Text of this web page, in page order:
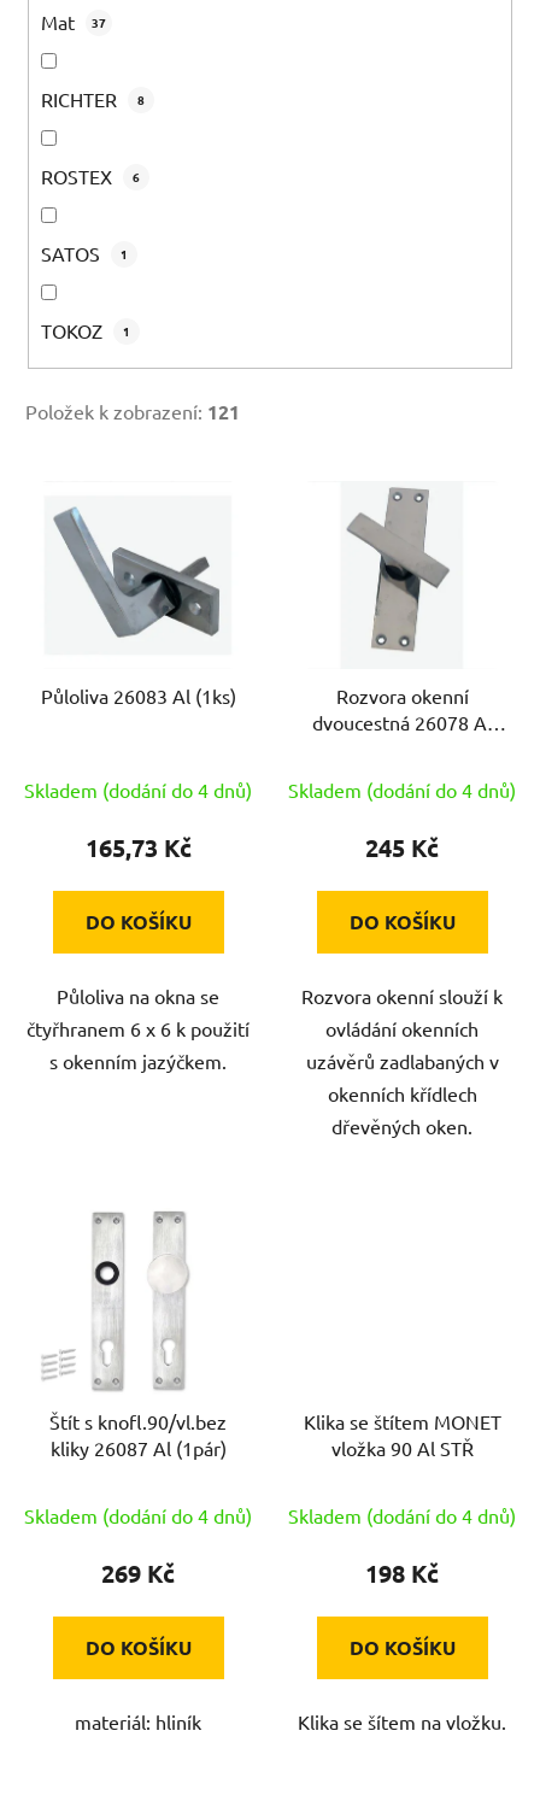
Mat 37
RICHTER 8
ROSTEX 6
SATOS 1
TOKOZ 1
Položek k zobrazení: 121
k
Půloliva 26083 Al (1ks)
Skladem (dodání do 4 dnů)
165,73 Kč
DO KOŠÍKU
Půloliva na okna se
čtyřhranem 6 x 6 k použití
s okenním jazýčkem.
Rozvora okenní
dvoucestná 26078 Al
Skladem (dodání do 4 dnů)
245 Kč
DO KOŠÍKU
Rozvora okenní slouží k
ovládání okenních
uzávěrů zadlabaných v
okenních křídlech
dřevěných oken.
Štít s knofl.90/vl.bez
kliky 26087 Al (1pár)
Skladem (dodání do 4 dnů)
269 Kč
DO KOŠÍKU
materiál: hliník
Klika se štítem MONET
vložka 90 Al STŘ
Skladem (dodání do 4 dnů)
198 Kč
DO KOŠÍKU
Klika se šítem na vložku.